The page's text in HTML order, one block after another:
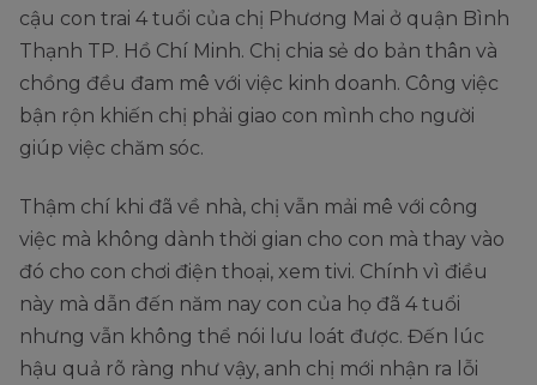
cậu con trai 4 tuổi của chị Phương Mai ở quận Bình
Thạnh TP. Hồ Chí Minh. Chị chia sẻ do bản thân và
chồng đều đam mê với việc kinh doanh. Công việc
bận rộn khiến chị phải giao con mình cho người
giúp việc chăm sóc.
Thậm chí khi đã về nhà, chị vẫn mải mê với công
việc mà không dành thời gian cho con mà thay vào
đó cho con chơi điện thoại, xem tivi. Chính vì điều
này mà dẫn đến năm nay con của họ đã 4 tuổi
nhưng vẫn không thể nói lưu loát được. Đến lúc
hậu quả rõ ràng như vậy, anh chị mới nhận ra lỗi